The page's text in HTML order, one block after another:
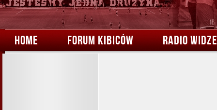
HOME FORUM KIBICÓW RADIO